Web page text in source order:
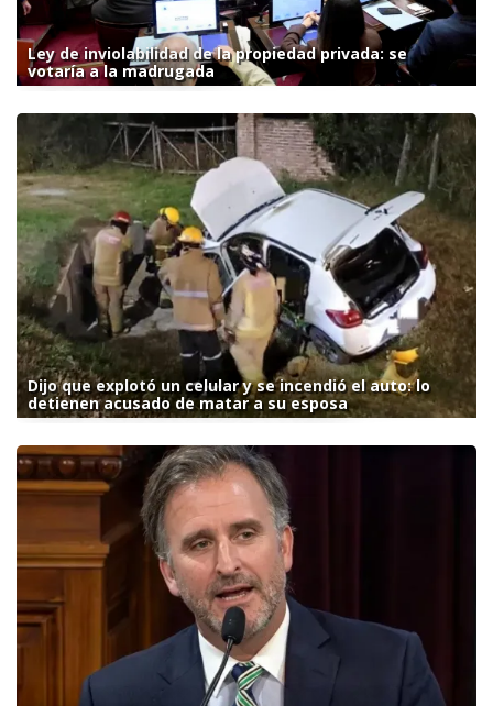
Ley de inviolabilidad de la propiedad privada: se
votaría a la madrugada
Dijo que explotó un celular y se incendió el auto: lo
detienen acusado de matar a su esposa